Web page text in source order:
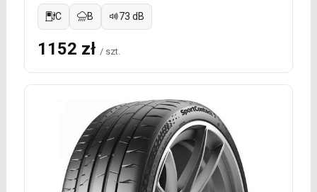
C B 73 dB
1152 zł / szt.